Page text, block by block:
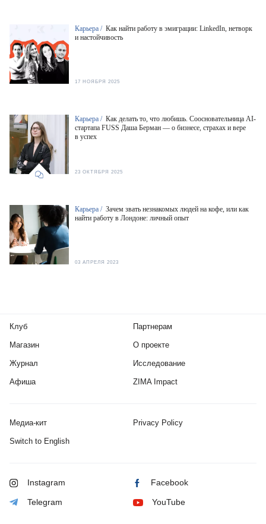
Карьера / Как найти работу в эмиграции: LinkedIn, нетворк
и настойчивость
17 НОЯБРЯ 2025
Карьера / Как делать то, что любишь. Соосновательница AI-
стартапа FUSS Даша Берман — о бизнесе, страхах и вере
в успех
23 ОКТЯБРЯ 2025
Карьера / Зачем звать незнакомых людей на кофе, или как
найти работу в Лондоне: личный опыт
03 АПРЕЛЯ 2023
Клуб
Магазин
Журнал
Афиша
Партнерам
О проекте
Исследование
ZIMA Impact
Медиа-кит Privacy Policy
Switch to English
Instagram Facebook
Telegram YouTube